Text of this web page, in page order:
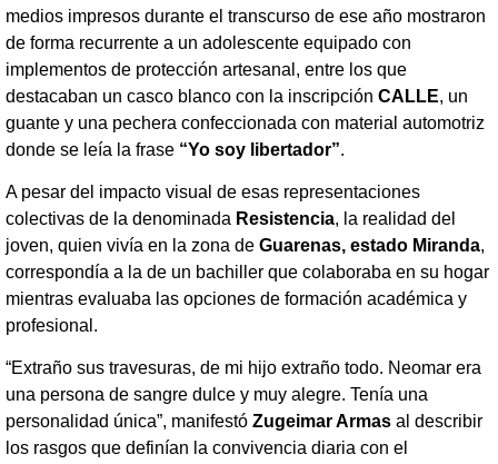
medios impresos durante el transcurso de ese año mostraron
de forma recurrente a un adolescente equipado con
implementos de protección artesanal, entre los que
destacaban un casco blanco con la inscripción CALLE, un
guante y una pechera confeccionada con material automotriz
donde se leía la frase “Yo soy libertador”.
A pesar del impacto visual de esas representaciones
colectivas de la denominada Resistencia, la realidad del
joven, quien vivía en la zona de Guarenas, estado Miranda,
correspondía a la de un bachiller que colaboraba en su hogar
mientras evaluaba las opciones de formación académica y
profesional.
“Extraño sus travesuras, de mi hijo extraño todo. Neomar era
una persona de sangre dulce y muy alegre. Tenía una
personalidad única”, manifestó Zugeimar Armas al describir
los rasgos que definían la convivencia diaria con el